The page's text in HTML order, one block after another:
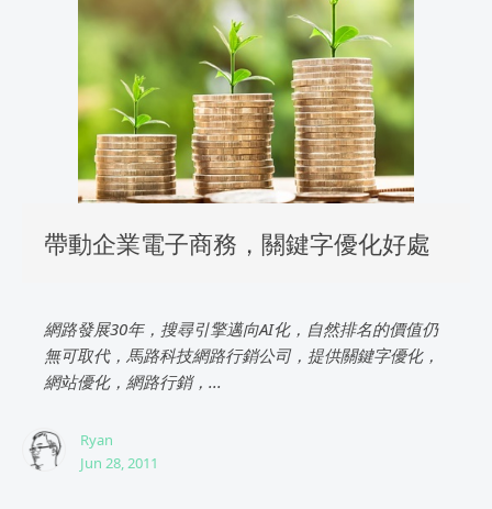
帶動企業電子商務，關鍵字優化好處
網路發展30年，搜尋引擎邁向AI化，自然排名的價值仍
無可取代，馬路科技網路行銷公司，提供關鍵字優化，
網站優化，網路行銷，...
Ryan
Jun 28, 2011